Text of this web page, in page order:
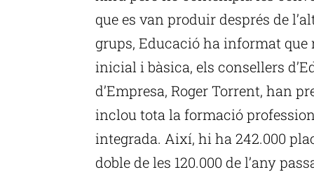
que es van produir després de
grups, Educació ha informat que
inicial i bàsica, els consellers
d’Empresa, Roger Torrent, han
inclou tota la formació
integrada. Així, hi ha 242.000
doble de les 120.000 de l’any